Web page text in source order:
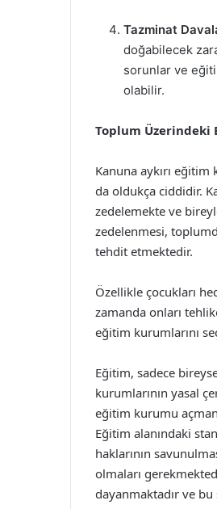
Tazminat
doğabilecek
sorunlar ve
olabilir.
Toplum Üzerindeki
Kanuna aykırı
da oldukça ciddidir.
zedelemekte ve
zedelenmesi,
tehdit etmektedir.
Özellikle çocukları
zamanda onları
eğitim kurumlarını
Eğitim, sadece
kurumlarının yasal
eğitim kurumu
Eğitim alanındaki
haklarının
olmaları
dayanmaktadır ve